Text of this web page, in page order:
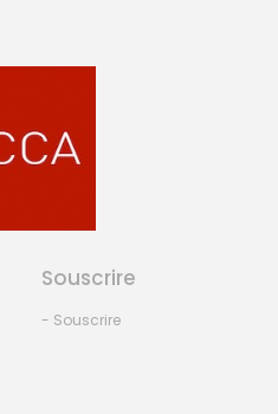
Souscrire
- Souscrire